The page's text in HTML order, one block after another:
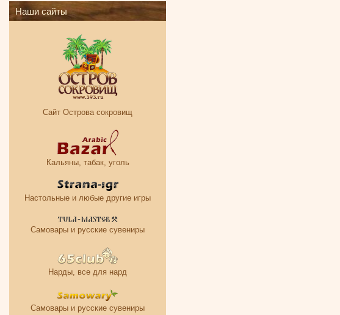
Наши сайты
Сайт Острова сокровищ
Кальяны, табак, уголь
Настольные и любые другие игры
Самовары и русские сувениры
Нарды, все для нард
Самовары и русские сувениры